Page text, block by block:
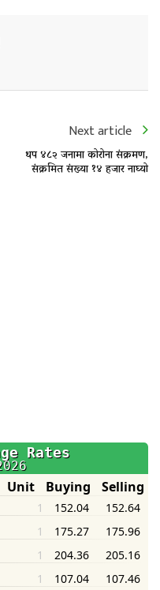
Next article
थप ४८२ जनामा कोरोना संक्रमण,
संक्रमित संख्या १४ हजार नाघ्यो